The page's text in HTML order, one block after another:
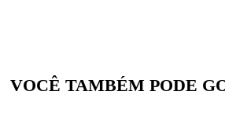
VOCÊ TAMBÉM PODE